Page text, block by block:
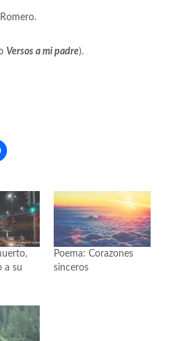
Versos a mi padre).
a su
Poema: Corazones
sinceros